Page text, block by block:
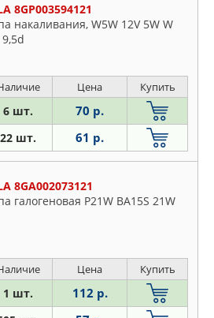
8GP003594121
накаливания, W5W 12V 5W W
Цена Купить
6 шт. 70 р.
22 шт. 61 р.
8GA002073121
галогеновая P21W BA15S 21W
Цена Купить
1 шт. 112 р.